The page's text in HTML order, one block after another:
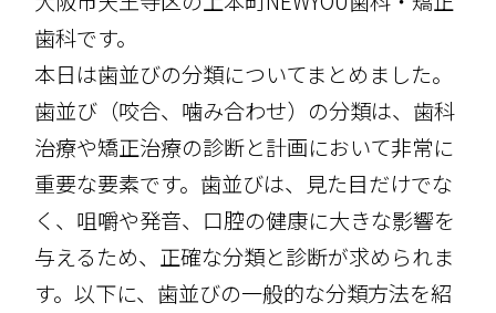
歯科です。
本日は歯並びの分類についてまとめました。
歯並び（咬合、噛み合わせ）の分類は、歯科
治療や矯正治療の診断と計画において非常に
重要な要素です。歯並びは、見た目だけでな
く、咀嚼や発音、口腔の健康に大きな影響を
与えるため、正確な分類と診断が求められま
す。以下に、歯並びの一般的な分類方法を紹